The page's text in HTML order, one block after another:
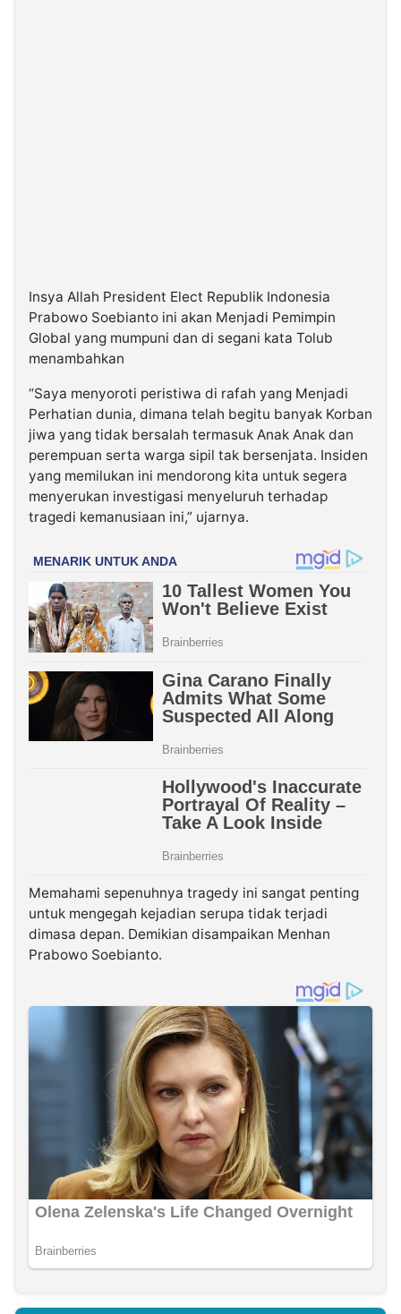
Insya Allah President Elect Republik Indonesia
Prabowo Soebianto ini akan Menjadi Pemimpin
Global yang mumpuni dan di segani kata Tolub
menambahkan
“Saya menyoroti peristiwa di rafah yang Menjadi
Perhatian dunia, dimana telah begitu banyak Korban
jiwa yang tidak bersalah termasuk Anak Anak dan
perempuan serta warga sipil tak bersenjata. Insiden
yang memilukan ini mendorong kita untuk segera
menyerukan investigasi menyeluruh terhadap
tragedi kemanusiaan ini,” ujarnya.
Memahami sepenuhnya tragedy ini sangat penting
untuk mengegah kejadian serupa tidak terjadi
dimasa depan. Demikian disampaikan Menhan
Prabowo Soebianto.